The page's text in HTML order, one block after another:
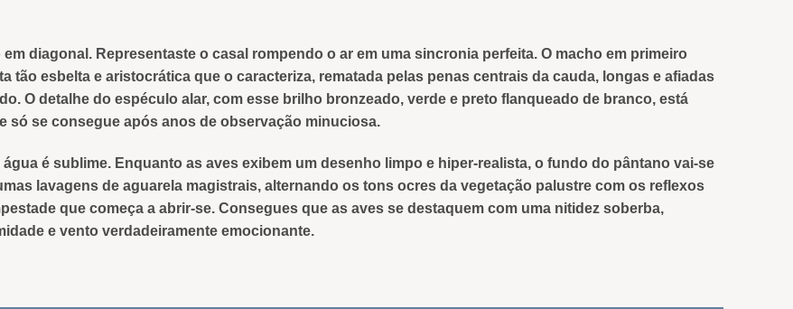
diagonal. Representaste o casal rompendo o ar em uma sincronia perfeita. O macho em primeiro
tão esbelta e aristocrática que o caracteriza, rematada pelas penas centrais da cauda, longas e afiadas
O detalhe do espéculo alar, com esse brilho bronzeado, verde e preto flanqueado de branco, está
só se consegue após anos de observação minuciosa.
é sublime. Enquanto as aves exibem um desenho limpo e hiper-realista, o fundo do pântano vai-se
lavagens de aguarela magistrais, alternando os tons ocres da vegetação palustre com os reflexos
que começa a abrir-se. Consegues que as aves se destaquem com uma nitidez soberba,
e vento verdadeiramente emocionante.